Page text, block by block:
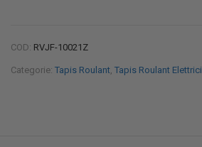
COD: RVJF-10021Z
Categorie: Tapis Roulant, Tapis Roulant Elettrici